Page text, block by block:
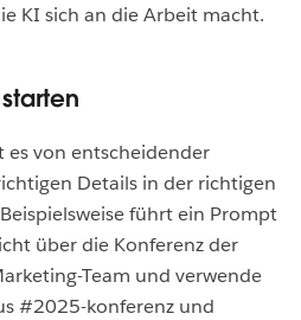
KI sich an die Arbeit macht.
es von entscheidender
Details in der richtigen
führt ein Prompt
über die Konferenz der
Team und verwende
#2025-konferenz und